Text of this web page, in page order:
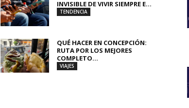
INVISIBLE DE VIVIR SIEMPRE E...
TENDENCIA
QUÉ HACER EN CONCEPCIÓN:
RUTA POR LOS MEJORES
COMPLETO...
VIAJES